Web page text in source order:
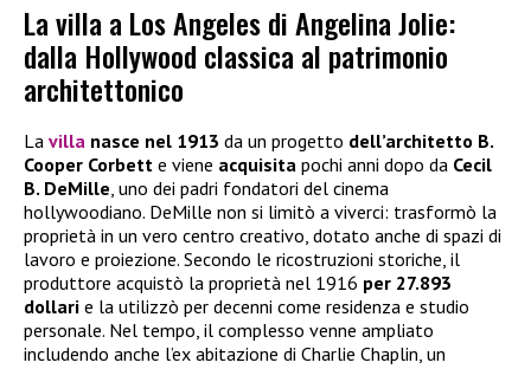
La villa a Los Angeles di Angelina Jolie:
dalla Hollywood classica al patrimonio
architettonico
La villa nasce nel 1913 da un progetto dell’architetto B.
Cooper Corbett e viene acquisita pochi anni dopo da Cecil
B. DeMille, uno dei padri fondatori del cinema
hollywoodiano. DeMille non si limitò a viverci: trasformò la
proprietà in un vero centro creativo, dotato anche di spazi di
lavoro e proiezione. Secondo le ricostruzioni storiche, il
produttore acquistò la proprietà nel 1916 per 27.893
dollari e la utilizzò per decenni come residenza e studio
personale. Nel tempo, il complesso venne ampliato
includendo anche l’ex abitazione di Charlie Chaplin, un